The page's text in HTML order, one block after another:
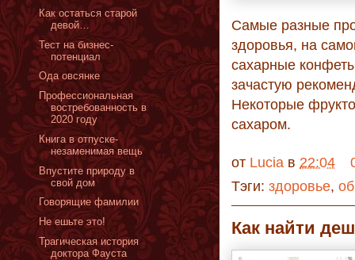
Самые разные
здоровья, на
сахарные
зачастую
Некоторые
сахаром.
от Lucia в 22:04
Тэги: здоровье,
Как найти
Как остаться старой
девой…
Тест на бизнес-
потенциал
Ода овсянке
Профессиональная
востребованность в
2020 году
Книга в отпуске-
незаменимая вещь
Впустите природу в
свой дом
Говорящие фамилии
Не ешьте это!
Трагическая история
доктора Фауста